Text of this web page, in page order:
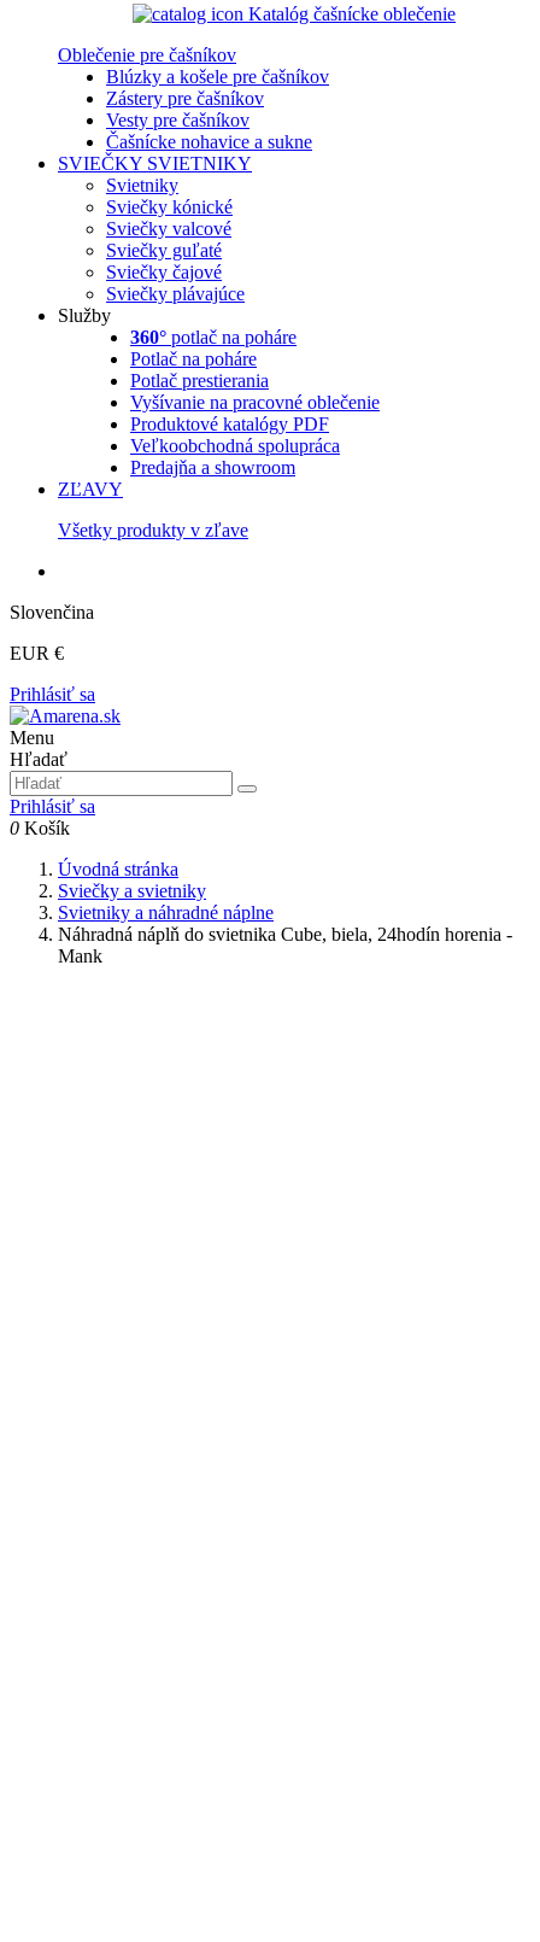
Katalóg čašnícke oblečenie
Oblečenie pre čašníkov
Blúzky a košele pre čašníkov
Zástery pre čašníkov
Vesty pre čašníkov
Čašnícke nohavice a sukne
SVIEČKY SVIETNIKY
Svietniky
Sviečky kónické
Sviečky valcové
Sviečky guľaté
Sviečky čajové
Sviečky plávajúce
Služby
360° potlač na poháre
Potlač na poháre
Potlač prestierania
Vyšívanie na pracovné oblečenie
Produktové katalógy PDF
Veľkoobchodná spolupráca
Predajňa a showroom
ZĽAVY
Všetky produkty v zľave
Slovenčina
EUR €
Prihlásiť sa
Menu
Hľadať
Prihlásiť sa
0 Košík
Úvodná stránka
Sviečky a svietniky
Svietniky a náhradné náplne
Náhradná náplň do svietnika Cube, biela, 24hodín horenia -
Mank